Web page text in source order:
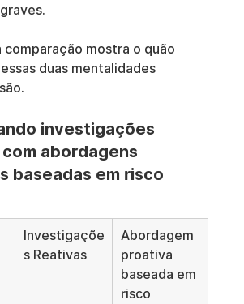
comparação mostra o quão
duas mentalidades
investigações
abordagens
baseadas em risco
Investigaçõe
s Reativas
Abordagem
proativa
baseada em
risco